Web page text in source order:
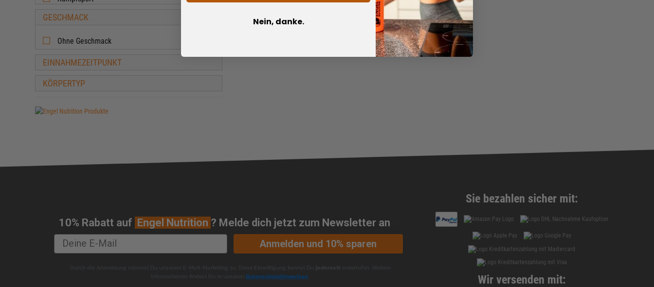
GESCHMACK
Ohne Geschmack
EINNAHMEZEITPUNKT
KÖRPERTYP
10% Rabatt auf Engel Nutrition ? Melde dich jetzt zum Newsletter an
Anmelden und 10% sparen
Datenschutzhinweisen
Sie bezahlen sicher mit:
Wir versenden mit:
Nein, danke.